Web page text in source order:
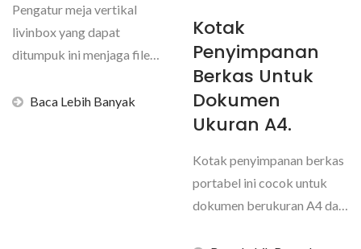
Pengatur meja vertikal
livinbox yang dapat
ditumpuk ini menjaga file
tetap...Baca Lebih Banyak
Kotak
Penyimpanan
Berkas Untuk
Dokumen
Ukuran A4.
Kotak penyimpanan berkas
portabel ini cocok untuk
dokumen berukuran A4 dan